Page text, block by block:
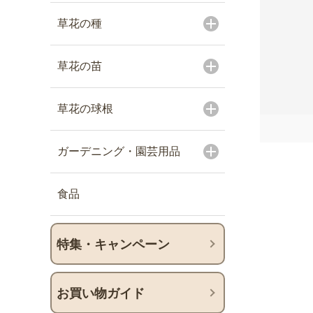
草花の種
草花の苗
草花の球根
ガーデニング・園芸用品
食品
特集・キャンペーン
お買い物ガイド